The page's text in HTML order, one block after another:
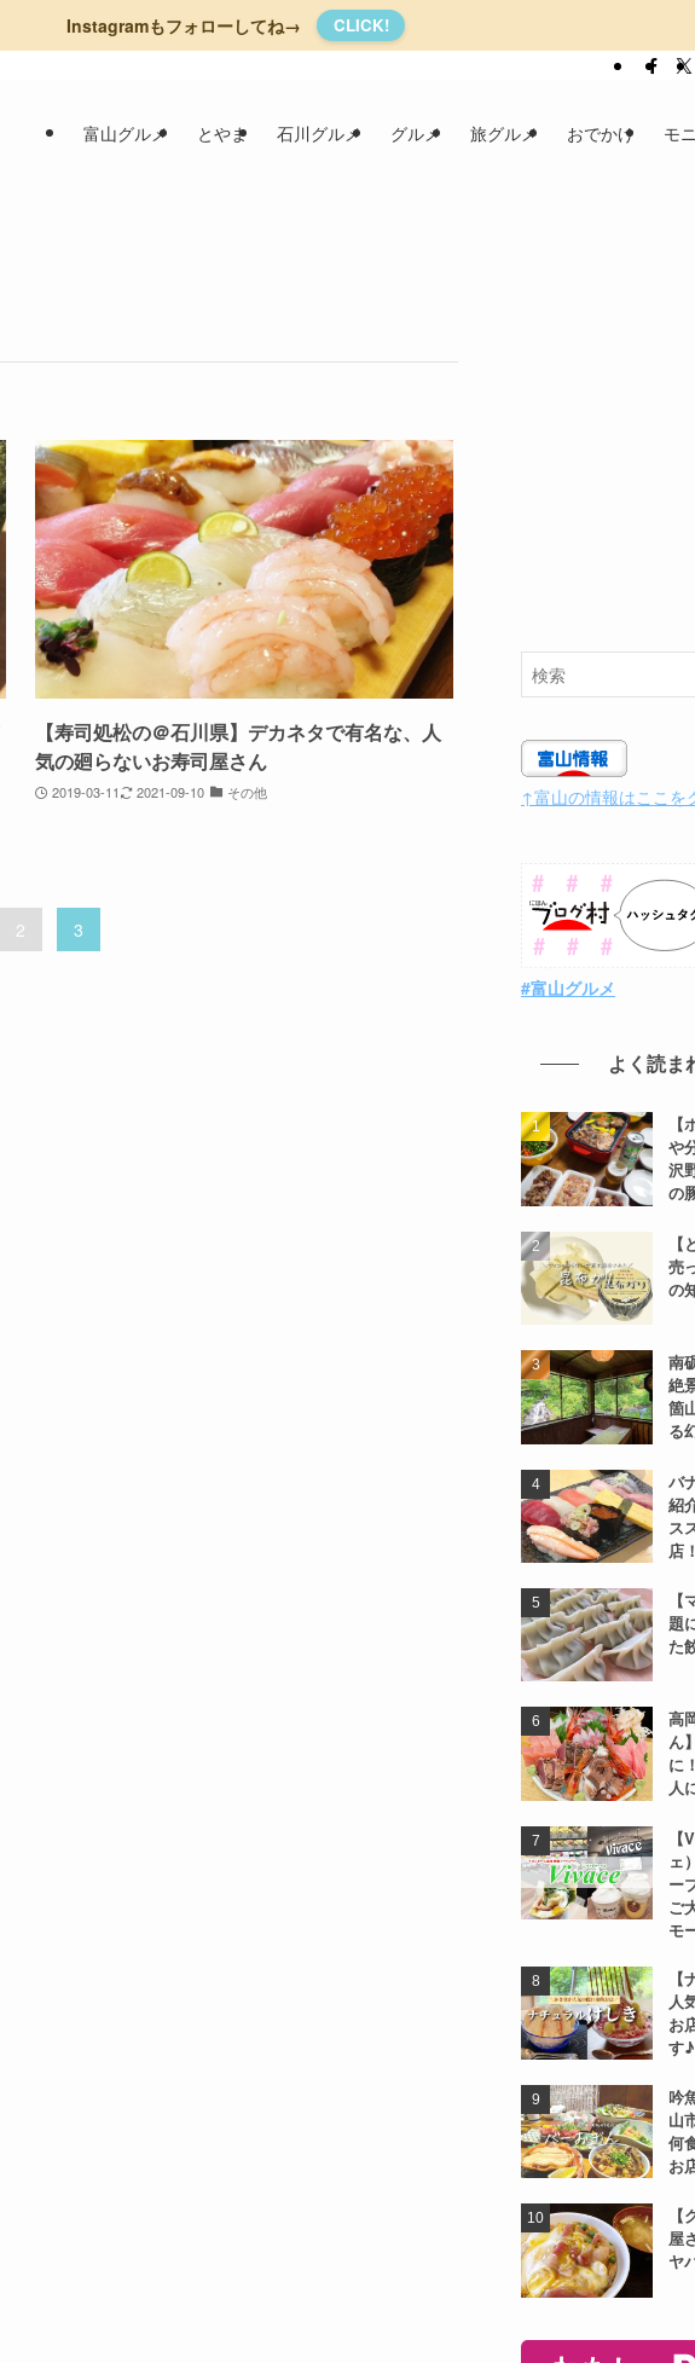
Instagramもフォローしてね→ CLICK!
富山グルメ とやま 石川グルメ グルメ 旅グルメ おでかけ モ
【寿司処松の＠石川県】デカネタで有名な、人
気の廻らないお寿司屋さん
2019-03-11 2021-09-10 その他
2 3
↑富山の情報はここを
#富山グルメ
よく読ま
や
沢
の
売
の
南
絶
箇
る
バ
紹
ス
店
題
た
高
ん
に
人
ェ
ー
ご
モ
人
お
す♪
吟
山
何
お
屋
ヤ